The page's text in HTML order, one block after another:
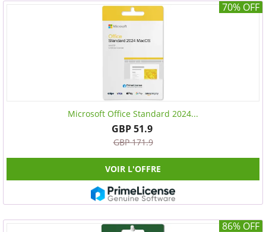
70% OFF
Microsoft Office Standard 2024...
GBP 51.9
GBP 171.9
VOIR L'OFFRE
86% OFF